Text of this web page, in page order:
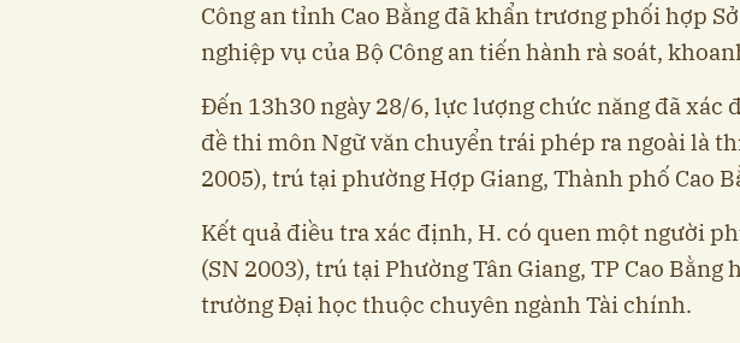
Công an tỉnh Cao Bằng đã khẩn trương phối hợp
nghiệp vụ của Bộ Công an tiến hành rà soát,
Đến 13h30 ngày 28/6, lực lượng chức năng đã
đề thi môn Ngữ văn chuyển trái phép ra ngoài là
2005), trú tại phường Hợp Giang, Thành phố Cao
Kết quả điều tra xác định, H. có quen một người
(SN 2003), trú tại Phường Tân Giang, TP Cao
trường Đại học thuộc chuyên ngành Tài chính.